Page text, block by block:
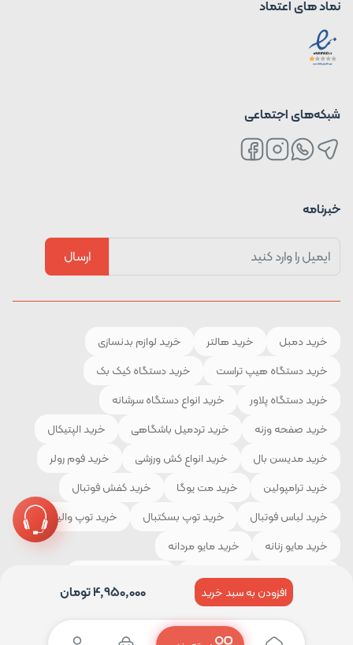
4,950,000تومان افزودن به سبد خرید
نماد های اعتماد
شبکه‌های اجتماعی
خبرنامه
ارسال
خرید دمبل خرید هالتر
خرید لوازم بدنسازی
خرید دستگاه هیپ تراست
خرید دستگاه کیک بک
خرید دستگاه پلاور
خرید انواع دستگاه سرشانه
خرید صفحه وزنه
خرید تردمیل باشگاهی
خرید الپتیکال
خرید مدیسن بال
خرید انواع کش ورزشی
خرید فوم رولر
خرید ترامپولین
خرید مت یوگا
خرید کفش فوتبال
خرید لباس فوتبال
خرید توپ بسکتبال
خرید توپ والیبال
خرید مایو زنانه
خرید مایو مردانه
خرید لوازم و تجهیزات کوهنوردی
خرید کیسه خواب
خرید کفش کوهنوردی خرید لباس ورزشی